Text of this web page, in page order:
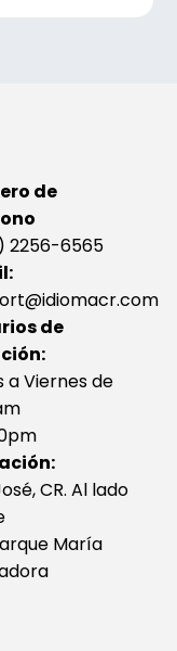
de
2256-6565
de
a Viernes de
CR. Al lado
María